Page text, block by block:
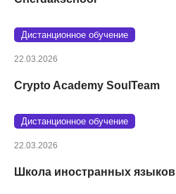
Дистанционное обучение
22.03.2026
Crypto Academy SoulTeam
Дистанционное обучение
22.03.2026
Школа иностранных языков